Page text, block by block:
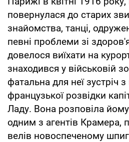
повернулася до старих
знайомства, танці,
певні проблеми зі
довелося виїхати на
знаходився у військовій
фатальна для неї зустріч
французької розвідки
Ладу. Вона розповіла
одним з агентів Крамера,
велів новоспеченому